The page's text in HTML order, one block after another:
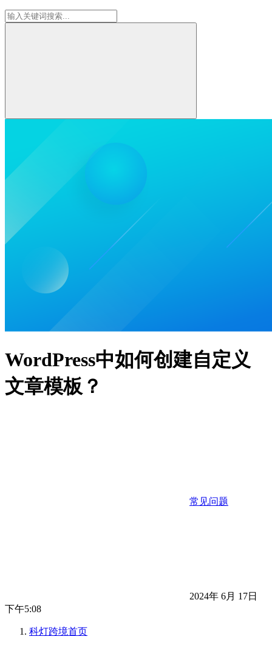
WordPress中如何创建自定义
文章模板？
常见问题
2024年 6月 17日
下午5:08
科灯跨境首页